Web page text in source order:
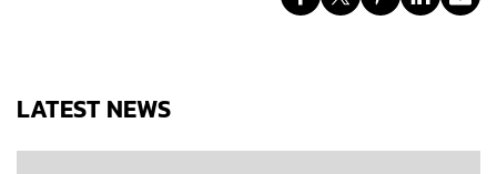
LATEST NEWS